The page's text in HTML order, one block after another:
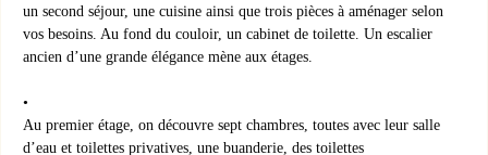
un second séjour, une cuisine ainsi que trois pièces à aménager selon
vos besoins. Au fond du couloir, un cabinet de toilette. Un escalier
ancien d’une grande élégance mène aux étages.
Au premier étage, on découvre sept chambres, toutes avec leur salle
d’eau et toilettes privatives, une buanderie, des toilettes